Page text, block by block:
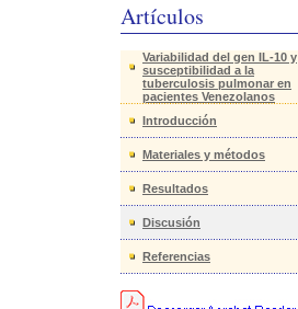
Artículos
Variabilidad del gen IL-10 y
susceptibilidad a la
tuberculosis pulmonar en
pacientes Venezolanos
Introducción
Materiales y métodos
Resultados
Discusión
Referencias